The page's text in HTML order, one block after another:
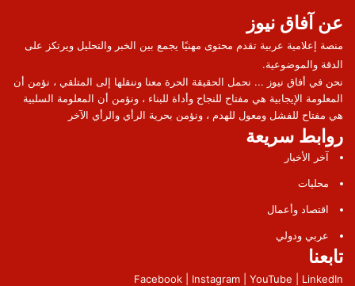
عن آفاق نيوز
منصة إعلامية عربية تقدم محتوى مهنيًا يجمع بين الخبر والتحليل ويرتكز على
الدقة والموضوعية.
نحن في أفاق نيوز ... نحمل الحقيقة الحرة معنا وننقلها إلى المتلقي ، نؤمن أن
المعلومة الإيجابية هي مفتاح للنجاح وأداة للبناء ، ونؤمن أن المعلومة السلبية
هي مفتاح للفشل ومعول للهدم ، ونؤمن بحرية الرأي والرأي الآخر
روابط سريعة
آخر الأخبار
محليات
اقتصاد وأعمال
عربي ودولي
تابعنا
Facebook | Instagram | YouTube | LinkedIn